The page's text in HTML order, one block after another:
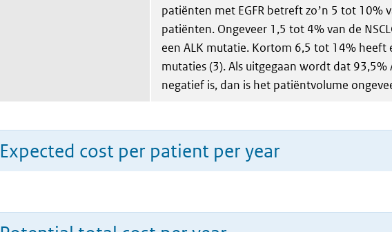
patiënten met EGFR betreft zoʼn 5 tot 10%
patiënten. Ongeveer 1,5 tot 4% van de
een ALK mutatie. Kortom 6,5 tot 14% heeft
mutaties (3). Als uitgegaan wordt dat 93,5%
negatief is, dan is het patiëntvolume
Expected cost per patient per year